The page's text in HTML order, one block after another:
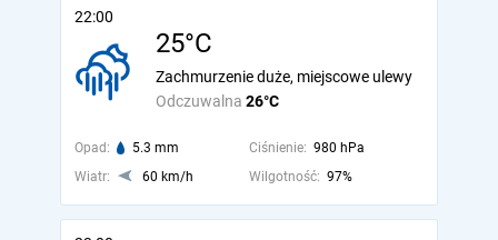
22:00
25°C
Odczuwalna 26°C
Zachmurzenie duże, miejscowe ulewy
Opad: 5.3 mm Ciśnienie: 980 hPa
Wiatr:
60 km/h Wilgotność: 97%